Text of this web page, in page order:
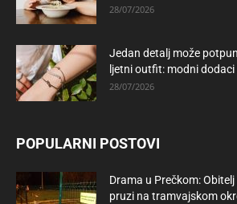
28/07/2026
Jedan detalj može
ljetni outfit: modni dodaci
28/07/2026
POPULARNI POSTOVI
Drama u Prečkom:
pruzi na tramvajskom